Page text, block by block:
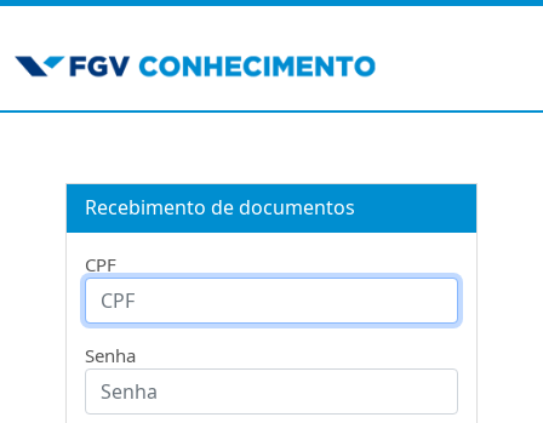
Recebimento de documentos
CPF
Senha